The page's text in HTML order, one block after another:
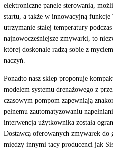
elektroniczne panele sterowania,
startu, a także w innowacyjną
utrzymanie stałej temperatury
najnowocześniejsze zmywarki, to
której doskonale radzą sobie z
naczyń.
Ponadto nasz sklep proponuje
modelem systemu drenażowego z
czasowym pompom zapewniają
pełnemu zautomatyzowaniu
interwencja użytkownika została
Dostawcą oferowanych zmywarek
między innymi tacy producenci jak